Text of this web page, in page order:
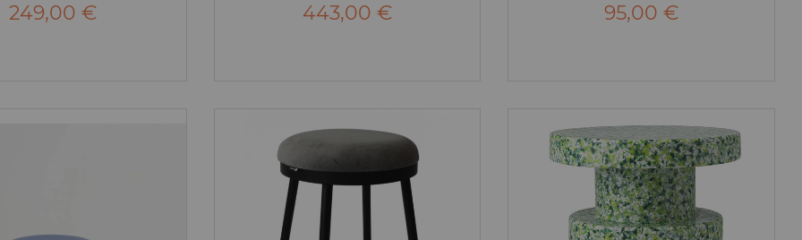
249,00 € 443,00 € 95,00 €